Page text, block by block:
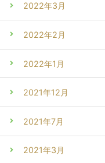
2022年3月
2022年2月
2022年1月
2021年12月
2021年7月
2021年3月